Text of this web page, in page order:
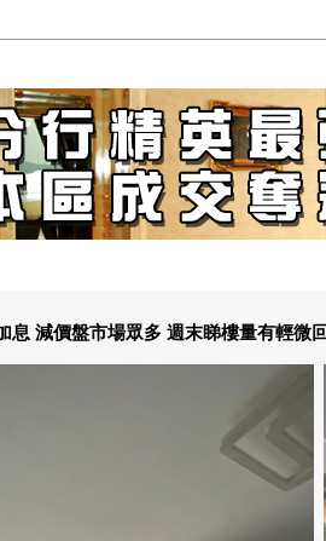
息 減價盤市場眾多 週末睇樓量有輕微